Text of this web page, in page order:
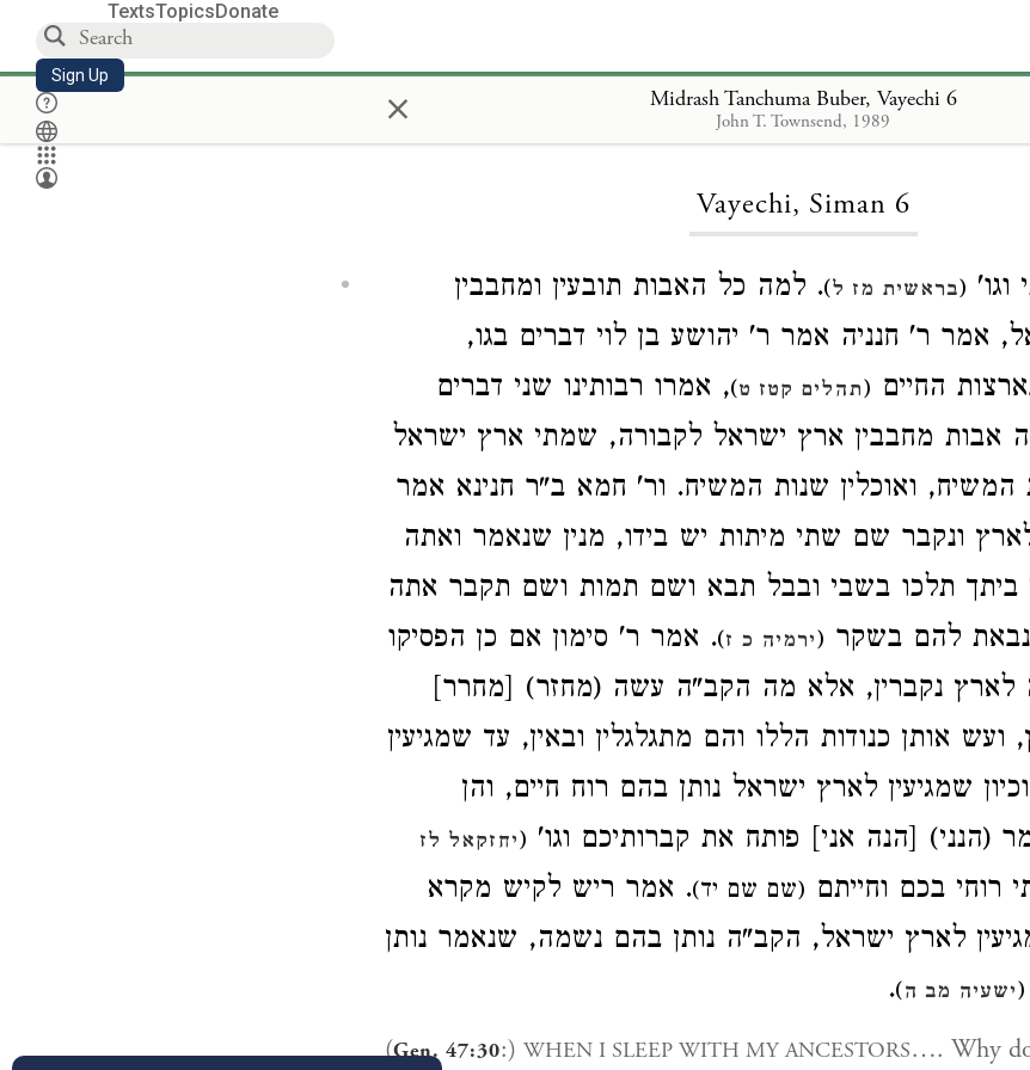
TextsTopicsDonate
Sign Up × Midrash Tanchuma Buber, Vayechi 6
John T. Townsend, 1989
Loading...
Vayechi, Siman 6
(בראשית מז ל). למה כל האבות תובעין ומחבבין
אמר ר' חנניה אמר ר' יהושע בן לוי דברים בגו,
החיים (תהלים קטז ט), אמרו רבותינו שני דברים
אבות מחבבין ארץ ישראל לקבורה, שמתי ארץ ישראל
המשיח, ואוכלין שנות המשיח. ור' חמא ב"ר חנינא אמר
ונקבר שם שתי מיתות יש בידו, מנין שנאמר ואתה
ביתך תלכו בשבי ובבל תבא ושם תמות ושם תקבר אתה
להם בשקר (ירמיה כ ז). אמר ר' סימון אם כן הפסיקו
לארץ נקברין, אלא מה הקב"ה עשה (מחזר) [מחרר]
אותן כנודות הללו והם מתגלגלין ובאין, עד שמגיעין
שמגיעין לארץ ישראל נותן בהם רוח חיים, והן
(הנני) [הנה אני] פותח את קברותיכם וגו' (יחזקאל לז
רוחי בכם וחייתם (שם שם יד). אמר ריש לקיש מקרא
לארץ ישראל, הקב"ה נותן בהם נשמה, שנאמר נותן
(ישעיה מב ה)
.
(Gen. 47:30:) WHEN I SLEEP WITH MY ANCESTORS…. Why do